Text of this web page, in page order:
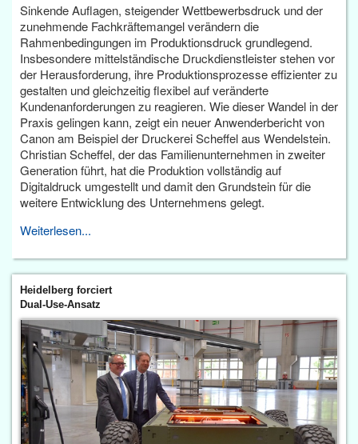
Sinkende Auflagen, steigender Wettbewerbsdruck und der
zunehmende Fachkräftemangel verändern die
Rahmenbedingungen im Produktionsdruck grundlegend.
Insbesondere mittelständische Druckdienstleister stehen vor
der Herausforderung, ihre Produktionsprozesse effizienter zu
gestalten und gleichzeitig flexibel auf veränderte
Kundenanforderungen zu reagieren. Wie dieser Wandel in der
Praxis gelingen kann, zeigt ein neuer Anwenderbericht von
Canon am Beispiel der Druckerei Scheffel aus Wendelstein.
Christian Scheffel, der das Familienunternehmen in zweiter
Generation führt, hat die Produktion vollständig auf
Digitaldruck umgestellt und damit den Grundstein für die
weitere Entwicklung des Unternehmens gelegt.
Weiterlesen...
Heidelberg forciert
Dual-Use-Ansatz